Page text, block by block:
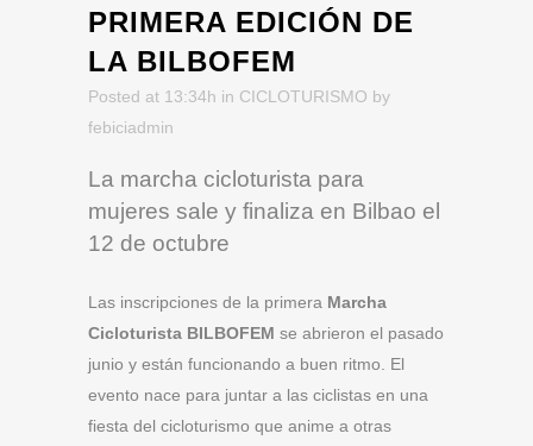
PRIMERA EDICIÓN DE
LA BILBOFEM
Posted at 13:34h in CICLOTURISMO by
febiciadmin
La marcha cicloturista para
mujeres sale y finaliza en Bilbao el
12 de octubre
Las inscripciones de la primera Marcha
Cicloturista BILBOFEM se abrieron el pasado
junio y están funcionando a buen ritmo. El
evento nace para juntar a las ciclistas en una
fiesta del cicloturismo que anime a otras